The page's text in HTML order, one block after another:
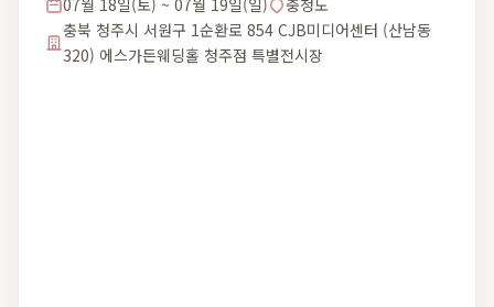
07월 18일(토) ~ 07월 19일(일)
충청도
충북 청주시 서원구 1순환로 854 CJB미디어센터 (산남동
320) 에스가든웨딩홀 청주점 특별전시장